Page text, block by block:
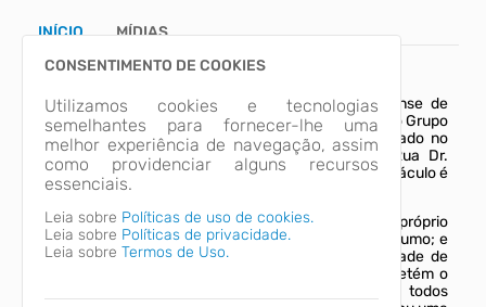
INÍCIO MÍDIAS
Neste domingo (26), às 19h, a Fundação Indaialense de
Cultura irá sediar o teatro “Apareceu a Margarida”, do Grupo
Elementos em Cena. O evento gratuito será realizado no
Galpão das Artes Prof. Mário Demétrio - FIC (Rua Dr.
Blumenau, 5, Centro). A classificação etária do espetáculo é
de 16 anos.
Na sinopse da peça, Dona Margarida criou seu próprio
método de ensino, no qual a obediência é o suprassumo; e
nisso se inclui uma boa postura e uma incapacidade de
reação a qualquer verdade expressa por ela. Ela detém o
poder sobre todas as disciplinas e mantém a todos
CONSENTIMENTO DE COOKIES
Utilizamos cookies e tecnologias
semelhantes para fornecer-lhe uma
melhor experiência de navegação, assim
como providenciar alguns recursos
essenciais.
Leia sobre Políticas de uso de cookies.
Leia sobre Políticas de privacidade.
Leia sobre Termos de Uso.